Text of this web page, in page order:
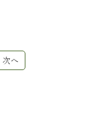
次へ